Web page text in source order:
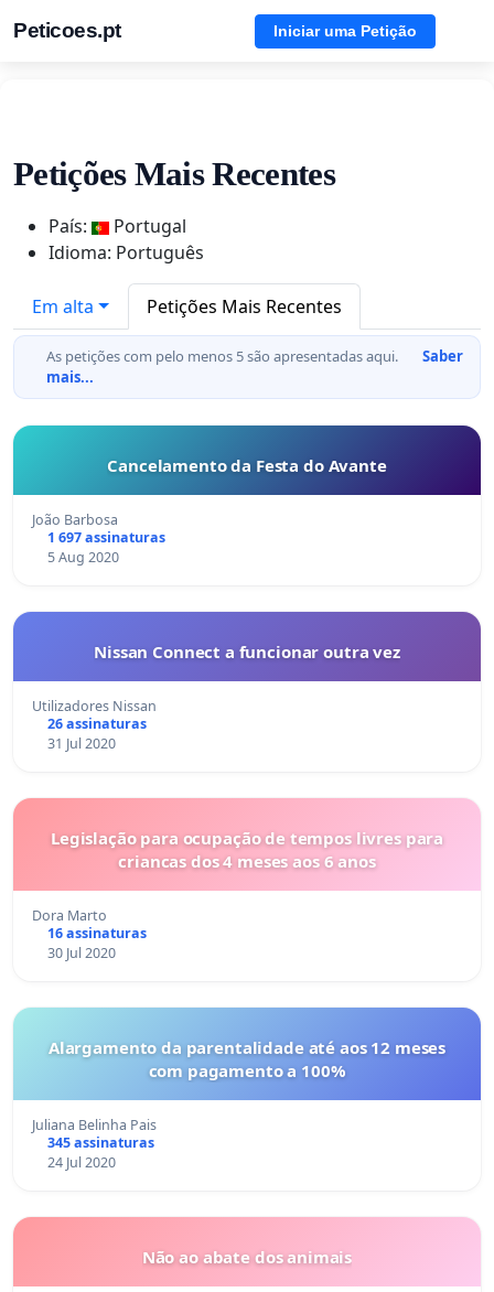
Peticoes.pt Iniciar uma Petição
Petições Mais Recentes
País:
Portugal
Idioma: Português
Em alta Petições Mais Recentes
As petições com pelo menos 5 são apresentadas aqui.
Saber
mais...
Cancelamento da Festa do Avante
João Barbosa
1 697 assinaturas
5 Aug 2020
Nissan Connect a funcionar outra vez
Utilizadores Nissan
26 assinaturas
31 Jul 2020
Legislação para ocupação de tempos livres para
criancas dos 4 meses aos 6 anos
Dora Marto
16 assinaturas
30 Jul 2020
Alargamento da parentalidade até aos 12 meses
com pagamento a 100%
Juliana Belinha Pais
345 assinaturas
24 Jul 2020
Não ao abate dos animais